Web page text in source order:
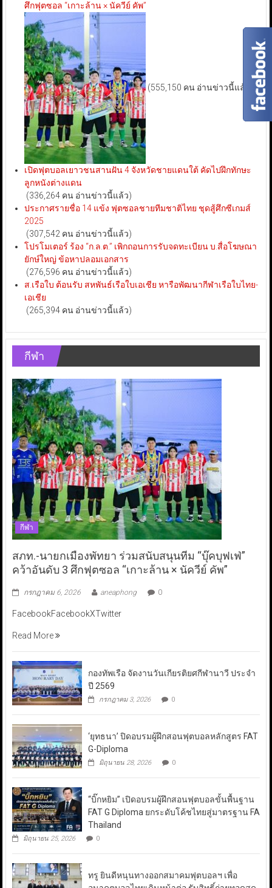
ศึกฟุตซอล “เกาะล้าน × นัควีย์ คัพ”
(555,150 คน อ่านข่าวนี้แล้ว)
เปิดฟุตบอลเยาวชนสานฝัน 4 จังหวัดชายแดนใต้ คัดไปฝึกทักษะ
ลูกหนังต่างแดน
(336,264 คน อ่านข่าวนี้แล้ว)
ประกาศรายชื่อ 14 แข้ง ฟุตซอลชายทีมชาติไทย ชุดสู้ศึกซีเกมส์
2025
(307,542 คน อ่านข่าวนี้แล้ว)
โปรโมเตอร์ ร้อง “ก.ล.ต.” เพิกถอนการรับจดทะเบียน บ.สื่อโฆษณา
ยักษ์ใหญ่ ข้อหาปลอมเอกสาร
(276,596 คน อ่านข่าวนี้แล้ว)
ส.เรือใบ ต้อนรับ สหพันธ์เรือใบเอเชีย หารือพัฒนากีฬาเรือใบไทย-
เอเชีย
(265,394 คน อ่านข่าวนี้แล้ว)
กีฬา
กีฬา
สภท.-นายกเมืองพัทยา ร่วมสนับสนุนทีม “บุ๊คบุฟเฟ่”
คว้าอันดับ 3 ศึกฟุตซอล “เกาะล้าน × นัควีย์ คัพ”
กรกฎาคม 6, 2026 aneaphong 0
FacebookFacebookXTwitter
Read More
กองทัพเรือ จัดงานวันเกียรติยศกีฬานาวี ประจำ
ปี 2569
กรกฎาคม 3, 2026 0
‘ยุทธนา’ ปิดอบรมผู้ฝึกสอนฟุตบอลหลักสูตร FAT
G-Diploma
มิถุนายน 28, 2026 0
“บิ๊กหยิม” เปิดอบรมผู้ฝึกสอนฟุตบอลขั้นพื้นฐาน
FAT G Diploma ยกระดับโค้ชไทยสู่มาตรฐาน FA
Thailand
มิถุนายน 25, 2026 0
ทรู ยินดีหนุนทางออกสมาคมฟุตบอลฯ เพื่อ